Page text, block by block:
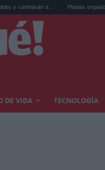
d... Plantas trepadoras en la
DE VIDA TECNOLOGÍA